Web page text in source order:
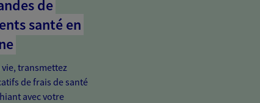
de
santé en
transmettez
de frais de santé
avec votre